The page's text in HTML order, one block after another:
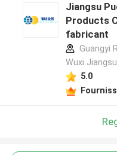
Jiangsu
Products
fabricant
Guangyi
Wuxi
5.0